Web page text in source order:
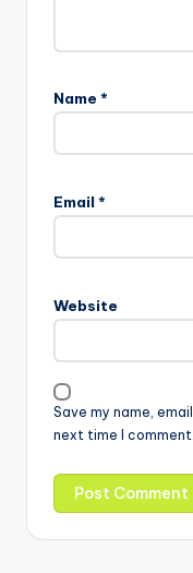
Name *
Email *
Website
Save my name,
next time I comment.